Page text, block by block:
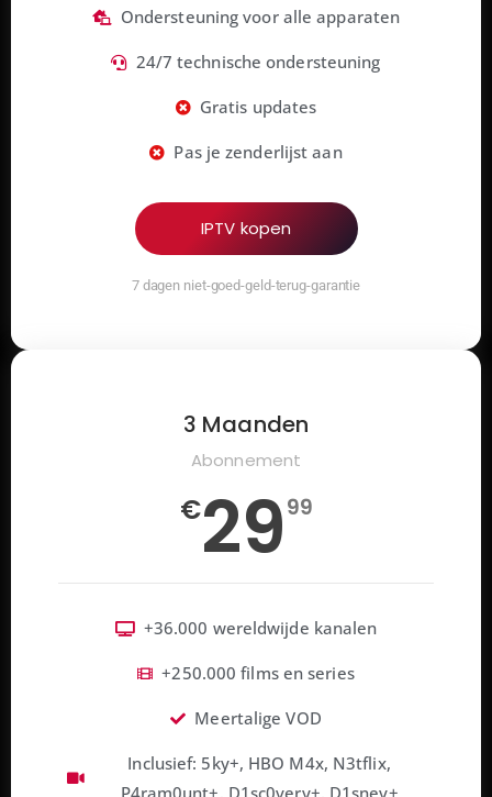
Ondersteuning voor alle apparaten
24/7 technische ondersteuning
Gratis updates
Pas je zenderlijst aan
IPTV kopen
7 dagen niet-goed-geld-terug-garantie
3 Maanden
Abonnement
€2999
+36.000 wereldwijde kanalen
+250.000 films en series
Meertalige VOD
Inclusief: 5ky+, HBO M4x, N3tflix,